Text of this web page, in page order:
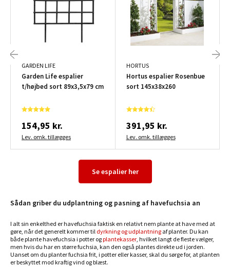
GARDEN LIFE
Garden Life espalier
t/højbed sort 89x3,5x79 cm
154,95 kr.
Lev. omk. tillægges
HORTUS
Hortus espalier Rosenbue
sort 145x38x260
391,95 kr.
Lev. omk. tillægges
Se espalier her
Sådan griber du udplantning og pasning af havefuchsia an
I alt sin enkelthed er havefuchsia faktisk en relativt nem plante at have med at
gøre, når det generelt kommer til dyrkning og udplantning af planter. Du kan
både plante havefuchsia i potter ogplantekasser, hvilket langt de fleste vælger,
men hvis du har en større fuchsia, kan den også plantes direkte ud i jorden.
Uanset om du planter fuchsia frit, i potter eller kasser, skal du sørge for, at planten
er beskyttet mod kraftig vind og blæst.